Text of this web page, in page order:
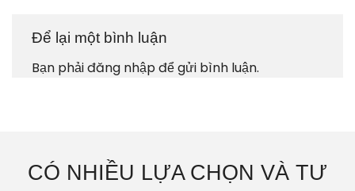
Để lại một bình luận
Bạn phảiđăng nhậpđể gửi bình luận.
CÓ NHIỀU LỰA CHỌN VÀ TƯ